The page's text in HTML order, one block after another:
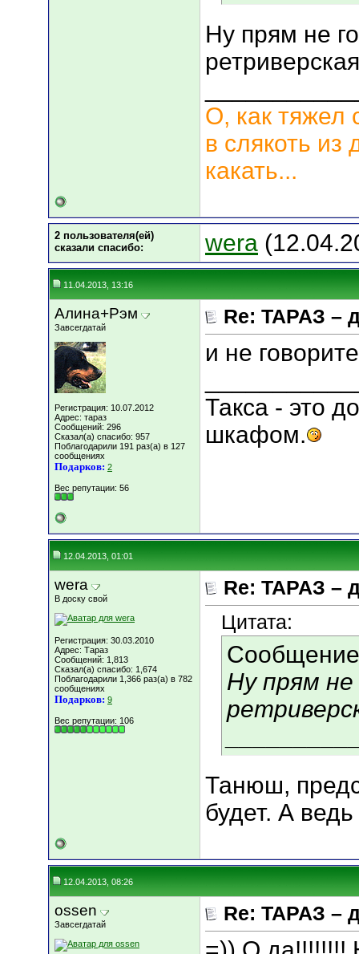
Ну прям не
О, как тяжел
в слякоть из
какать...
2 пользователя(ей)
сказали cпасибо:
wera
11.04.2013, 13:16
Алина+Рэм
Завсегдатай
Регистрация: 10.07.2012
Адрес: тараз
Сообщений: 296
Сказал(а) спасибо: 957
Поблагодарили 191 раз(а) в 127
сообщениях
Подарков: 2
Вес репутации: 56
Re: ТАРАЗ –
и не
Такса - это
шкафом.
12.04.2013, 01:01
wera
В доску свой
Регистрация: 30.03.2010
Адрес: Тараз
Сообщений: 1,813
Сказал(а) спасибо: 1,674
Поблагодарили 1,366 раз(а) в 782
сообщениях
Подарков: 9
Вес репутации: 106
Re: ТАРАЗ –
Цитата:
Ну прям не
Танюш,
будет. А
12.04.2013, 08:26
ossen
Завсегдатай Re: ТАРАЗ –